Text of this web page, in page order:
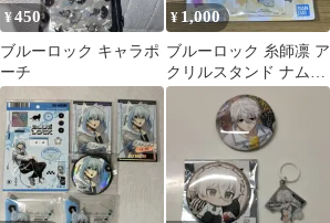
¥450
ブルーロック キャラポ
ーチ
¥ 1,000
ブルーロック 糸師凛 ア
クリルスタンド ナムコ
限定